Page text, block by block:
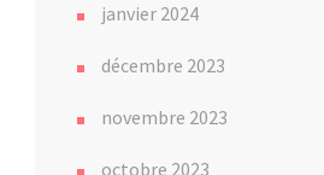
janvier 2024
décembre 2023
novembre 2023
octobre 2023